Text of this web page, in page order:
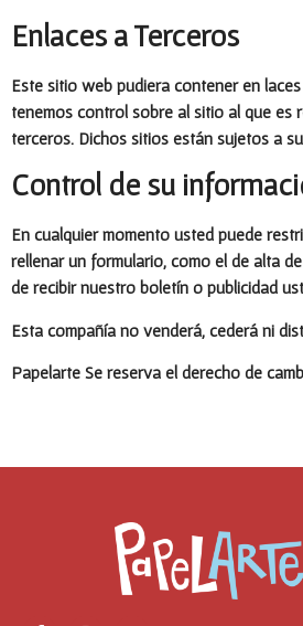
Enlaces a Terceros
Este sitio web pudiera contener en
tenemos control sobre al sitio al que
terceros. Dichos sitios están sujetos a
Control de su
En cualquier momento usted puede
rellenar un formulario, como el de alta
de recibir nuestro boletín o publicidad
Esta compañía no venderá, cederá ni
Papelarte Se reserva el derecho de